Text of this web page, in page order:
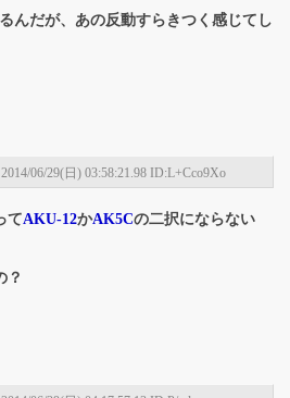
んだが、あの反動すらきつく感じてし
2014/06/29(日) 03:58:21.98 ID:L+Cco9Xo
てAKU-12かAK5Cの二択にならない
？